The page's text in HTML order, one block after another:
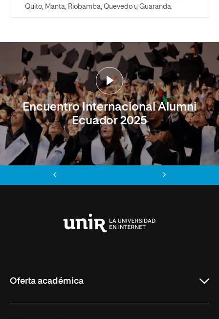
Quito, Manta, Riobamba, Quevedo y Guaranda.
Encuentro Internacional Alumni
Ecuador 2025
Oferta académica